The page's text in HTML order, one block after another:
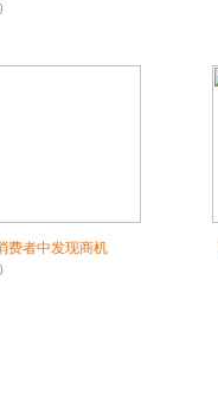
费者中发现商机